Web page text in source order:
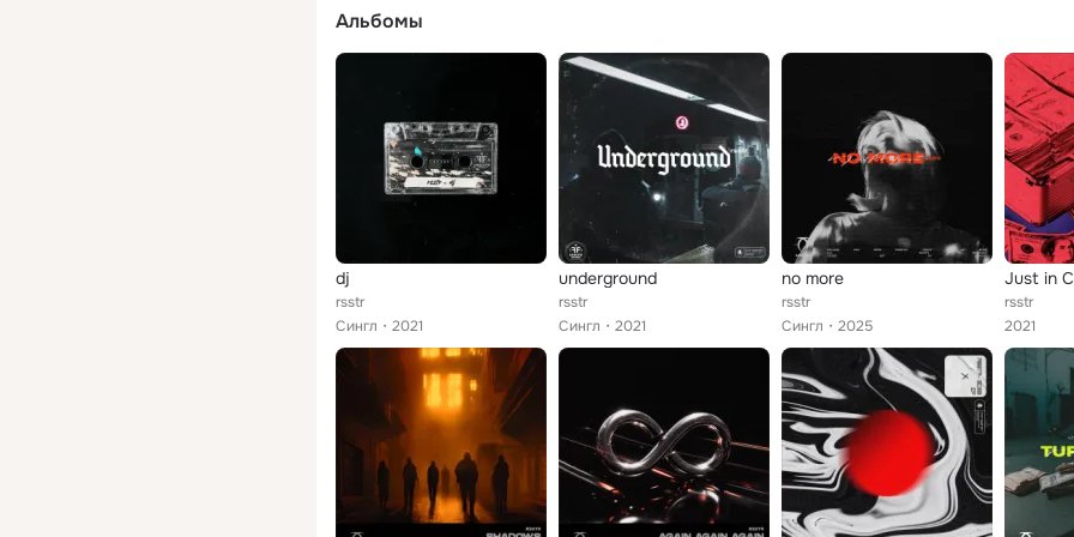
Альбомы
dj
rsstr
Сингл
2021
underground
rsstr
Сингл
2021
no more
rsstr
Сингл
2025
Just in
rsstr
2021